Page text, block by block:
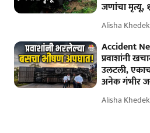
जणांचा मृत्यू,
Alisha
Accident
प्रवाशांनी
उलटली,
अनेक गंभीर
Alisha